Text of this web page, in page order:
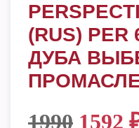
(RUS)
ДУБА
1990 1592